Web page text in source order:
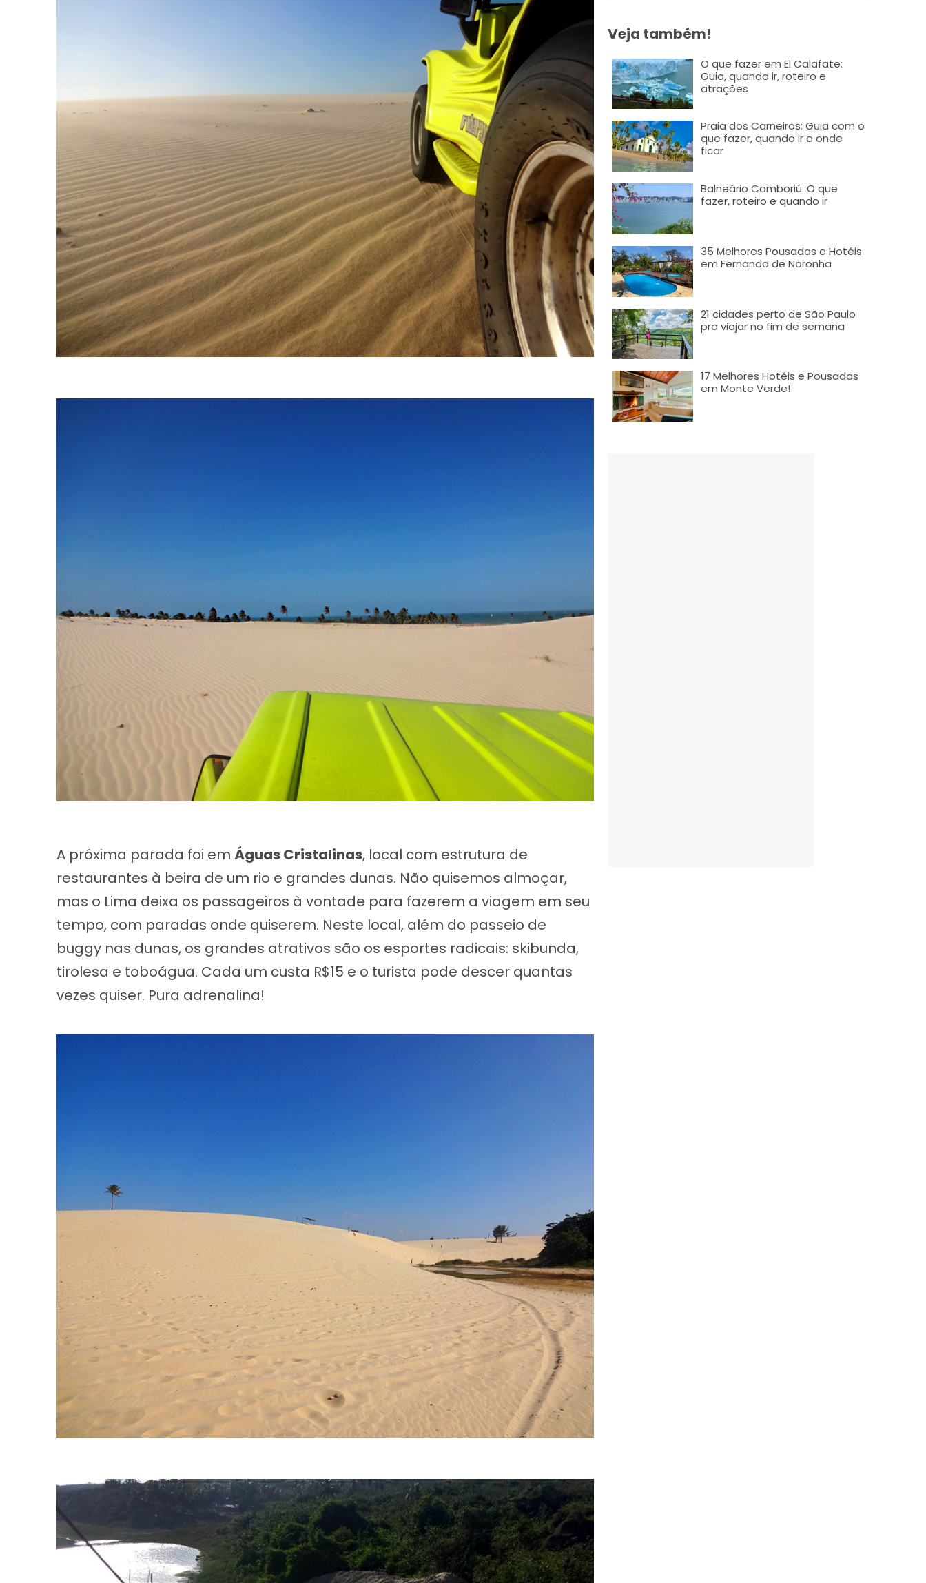
A próxima parada foi em Águas Cristalinas, local com estrutura de
restaurantes à beira de um rio e grandes dunas. Não quisemos almoçar,
mas o Lima deixa os passageiros à vontade para fazerem a viagem em seu
tempo, com paradas onde quiserem. Neste local, além do passeio de
buggy nas dunas, os grandes atrativos são os esportes radicais: skibunda,
tirolesa e toboágua. Cada um custa R$15 e o turista pode descer quantas
vezes quiser. Pura adrenalina!
Veja também!
O que fazer em El Calafate:
Guia, quando ir, roteiro e
atrações
Praia dos Carneiros: Guia com o
que fazer, quando ir e onde
ficar
Balneário Camboriú: O que
fazer, roteiro e quando ir
35 Melhores Pousadas e Hotéis
em Fernando de Noronha
21 cidades perto de São Paulo
pra viajar no fim de semana
17 Melhores Hotéis e Pousadas
em Monte Verde!